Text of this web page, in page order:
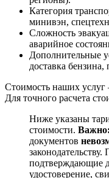
Категория
минивэн,
Сложность
аварийное
Дополнительные
доставка
Стоимость наших услуг
Для точного расчета
Ниже указаны
стоимости. Важно:
документов
подтверждающие
удостоверение,